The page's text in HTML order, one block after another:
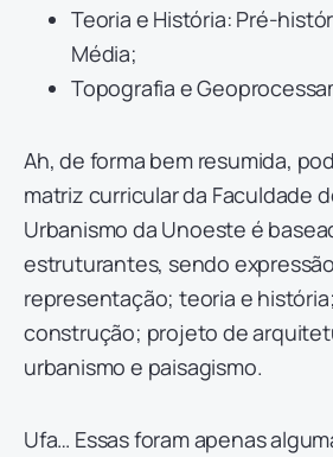
Teoria e História: Pré-
Média;
Topografia e
Ah, de forma bem resumida,
matriz curricular da Faculdade
Urbanismo da Unoeste é
estruturantes, sendo
representação; teoria e
construção; projeto de
urbanismo e paisagismo.
Ufa… Essas foram apenas